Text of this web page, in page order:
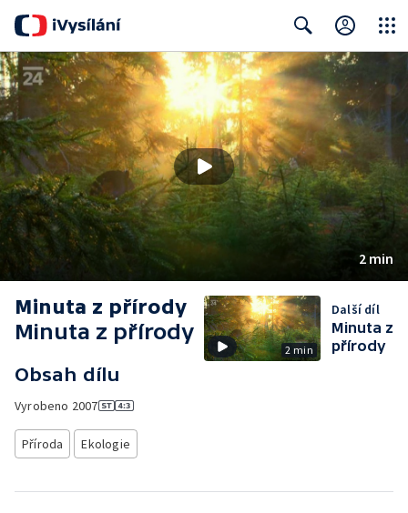
Search Close
2 min
Minuta z přírody
Minuta z přírody
Obsah dílu
Vyrobeno 2007
Příroda Ekologie
2 min
Další díl
Minuta z
přírody